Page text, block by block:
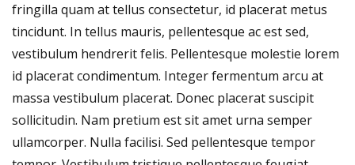
fringilla quam at tellus consectetur, id placerat metus
tincidunt. In tellus mauris, pellentesque ac est sed,
vestibulum hendrerit felis. Pellentesque molestie lorem
id placerat condimentum. Integer fermentum arcu at
massa vestibulum placerat. Donec placerat suscipit
sollicitudin. Nam pretium est sit amet urna semper
ullamcorper. Nulla facilisi. Sed pellentesque tempor